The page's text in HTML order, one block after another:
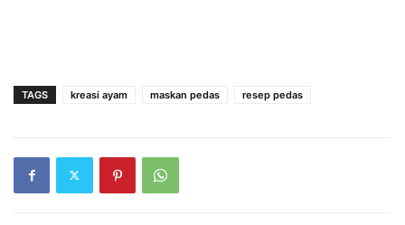
TAGS kreasi ayam maskan pedas resep pedas